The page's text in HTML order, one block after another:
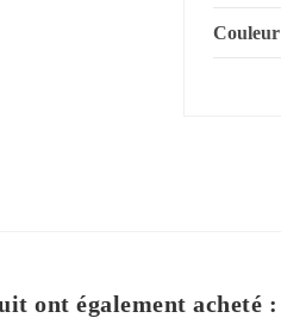
Couleur
ont également acheté :